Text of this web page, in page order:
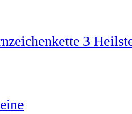
3